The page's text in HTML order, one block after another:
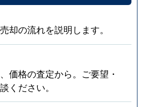
却の流れを説明します。
価格の査定から。ご要望・
ください。